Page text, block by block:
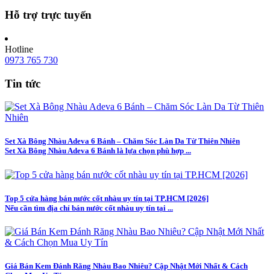
Hỗ trợ trực tuyến
Hotline
0973 765 730
Tin tức
Set Xà Bông Nhàu Adeva 6 Bánh – Chăm Sóc Làn Da Từ Thiên Nhiên
Set Xà Bông Nhàu Adeva 6 Bánh là lựa chọn phù hợp ...
Top 5 cửa hàng bán nước cốt nhàu uy tín tại TP.HCM [2026]
Nếu cần tìm địa chỉ bán nước cốt nhàu uy tín tại ...
Giá Bán Kem Đánh Răng Nhàu Bao Nhiêu? Cập Nhật Mới Nhất & Cách